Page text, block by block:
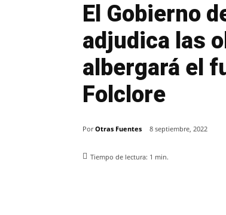
El Gobierno
adjudica las
albergará el
Folclore
Por Otras Fuentes 8 septiembre, 2022
Tiempo de lectura: 1 min.